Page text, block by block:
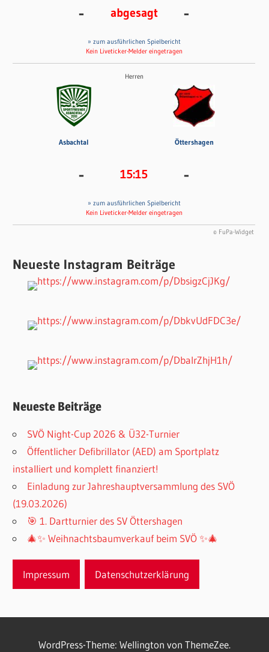
- abgesagt -
» zum ausführlichen Spielbericht
Kein Liveticker-Melder eingetragen
Herren
Asbachtal Öttershagen
- 15:15 -
» zum ausführlichen Spielbericht
Kein Liveticker-Melder eingetragen
© FuPa-Widget
Neueste Instagram Beiträge
Neueste Beiträge
SVÖ Night-Cup 2026 & Ü32-Turnier
Öffentlicher Defibrillator (AED) am Sportplatz
installiert und komplett finanziert!
Einladung zur Jahreshauptversammlung des SVÖ
(19.03.2026)
🎯 1. Dartturnier des SV Öttershagen
🎄✨ Weihnachtsbaumverkauf beim SVÖ ✨🎄
Impressum Datenschutzerklärung
WordPress-Theme: Wellington von ThemeZee.